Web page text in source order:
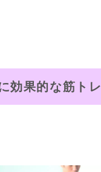
効果的な筋トレ